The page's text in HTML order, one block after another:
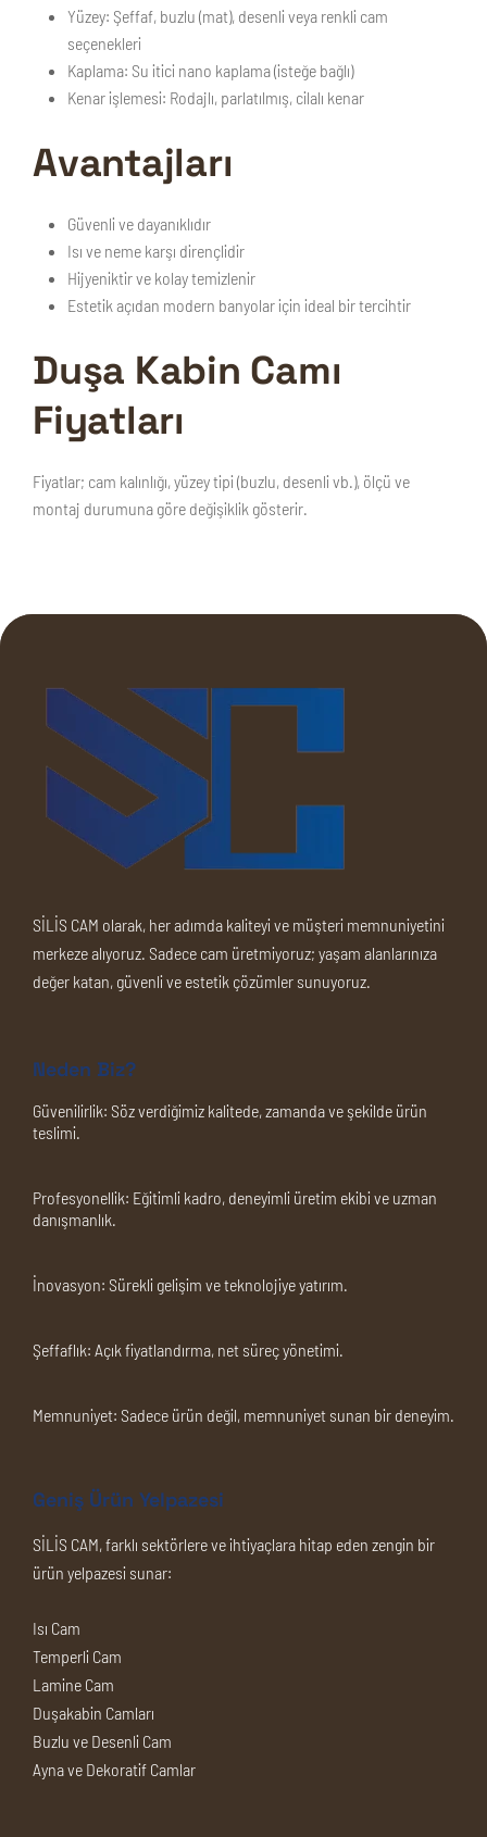
Yüzey: Şeffaf, buzlu (mat), desenli veya renkli cam
seçenekleri
Kaplama: Su itici nano kaplama (isteğe bağlı)
Kenar işlemesi: Rodajlı, parlatılmış, cilalı kenar
Avantajları
Güvenli ve dayanıklıdır
Isı ve neme karşı dirençlidir
Hijyeniktir ve kolay temizlenir
Estetik açıdan modern banyolar için ideal bir tercihtir
Duşa Kabin Camı
Fiyatları
Fiyatlar; cam kalınlığı, yüzey tipi (buzlu, desenli vb.), ölçü ve
montaj durumuna göre değişiklik gösterir.
SİLİS CAM olarak, her adımda kaliteyi ve müşteri memnuniyetini
merkeze alıyoruz. Sadece cam üretmiyoruz; yaşam alanlarınıza
değer katan, güvenli ve estetik çözümler sunuyoruz.
Neden Biz?
Güvenilirlik: Söz verdiğimiz kalitede, zamanda ve şekilde ürün
teslimi.
Profesyonellik: Eğitimli kadro, deneyimli üretim ekibi ve uzman
danışmanlık.
İnovasyon: Sürekli gelişim ve teknolojiye yatırım.
Şeffaflık: Açık fiyatlandırma, net süreç yönetimi.
Memnuniyet: Sadece ürün değil, memnuniyet sunan bir deneyim.
Geniş Ürün Yelpazesi
SİLİS CAM, farklı sektörlere ve ihtiyaçlara hitap eden zengin bir
ürün yelpazesi sunar:
Isı Cam
Temperli Cam
Lamine Cam
Duşakabin Camları
Buzlu ve Desenli Cam
Ayna ve Dekoratif Camlar